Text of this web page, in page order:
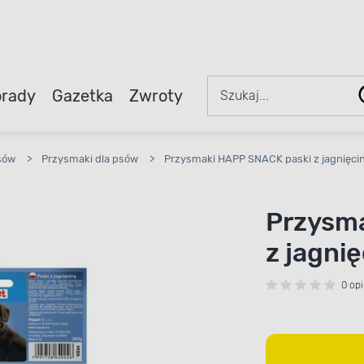
Gazetka Zwroty
> Przysmaki dla psów > Przysmaki HAPP SNACK paski z
z
0